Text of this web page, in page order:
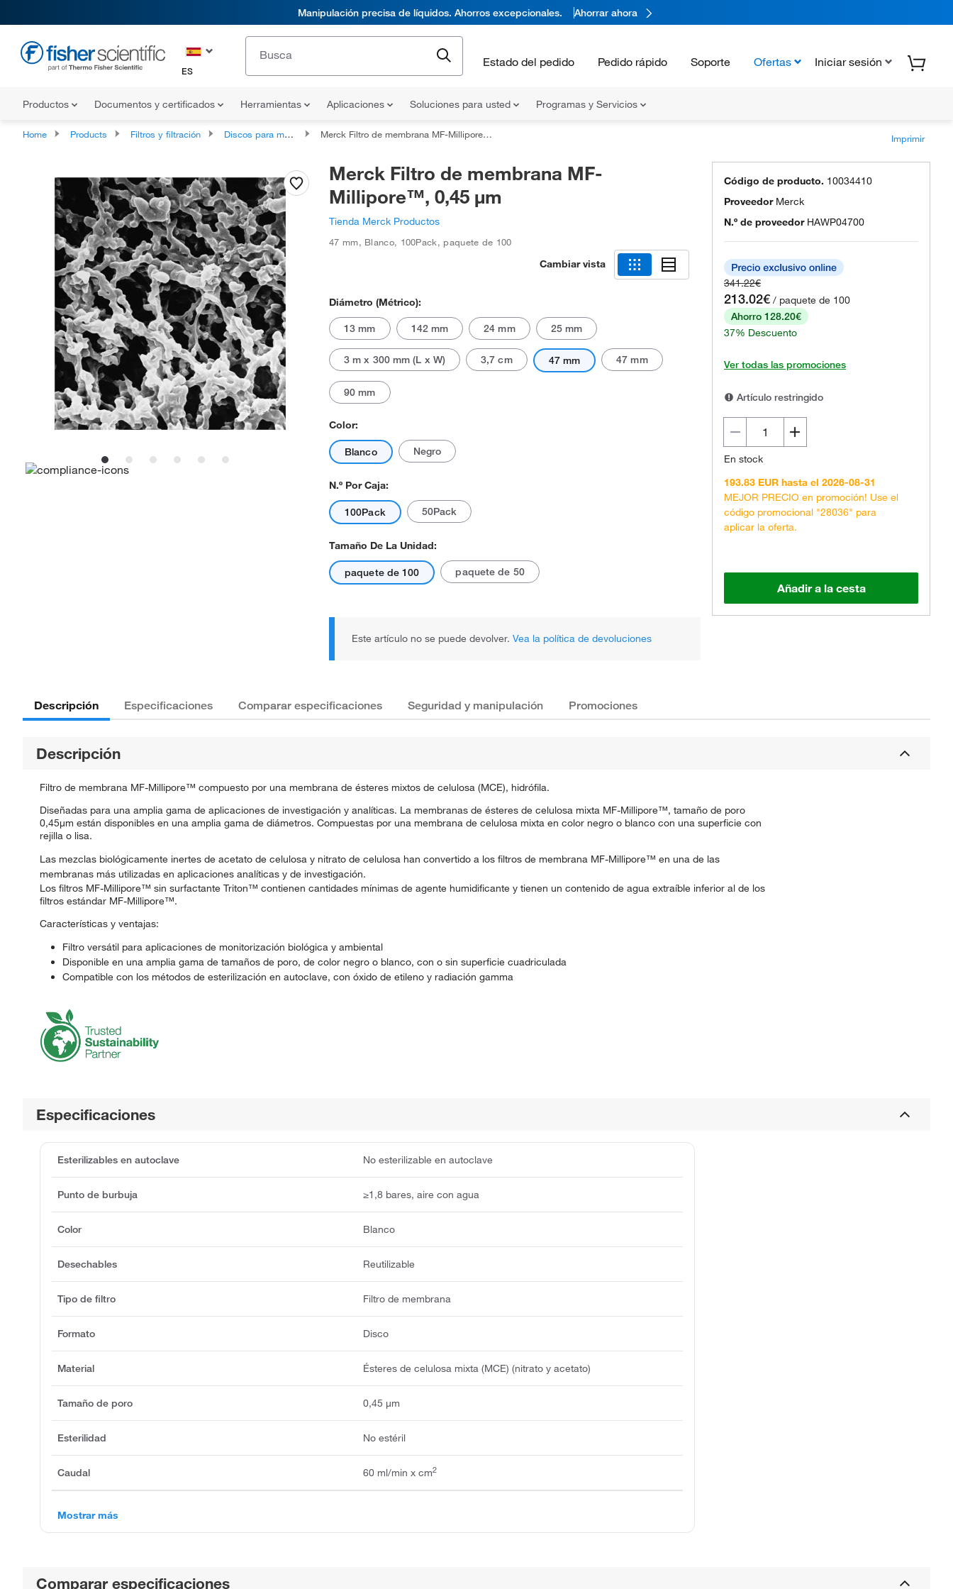
Manipulación precisa de líquidos. Ahorros excepcionales. Ahorrar ahora
ES
Estado del pedido Pedido rápido Soporte Ofertas Iniciar sesión
Productos Documentos y certificados Herramientas Aplicaciones Soluciones para usted Programas y Servicios
Home Products Filtros y filtración Discos para membrana de filtración Merck Filtro de membrana MF-Millipore™, 0,45 μm Imprimir
El producto real puede variar. El producto real puede variar.
Merck Filtro de membrana MF-
Millipore™, 0,45 μm
Tienda Merck Productos
47 mm, Blanco, 100Pack, paquete de 100
Cambiar vista
Diámetro (métrico):
13 mm 142 mm 24 mm 25 mm
3 m x 300 mm (L x W) 3,7 cm 47 mm 47 mm
90 mm
Color:
Blanco Negro
N.º Por Caja:
100Pack 50Pack
Tamaño De La Unidad:
paquete de 100 paquete de 50
Este artículo no se puede devolver. Vea la política de devoluciones
Código de producto. 10034410
Proveedor Merck
N.º de proveedor HAWP04700
341.22€
213.02€ / paquete de 100
Ahorro 128.20€
37% Descuento
Ver todas las promociones
Artículo restringido
En stock
193.83 EUR hasta el 2026-08-31
MEJOR PRECIO en promoción! Use el
código promocional "28036" para
aplicar la oferta.
Añadir a la cesta
Descripción Especificaciones Comparar especificaciones Seguridad y manipulación Promociones
Descripción
Filtro de membrana MF-Millipore™ compuesto por una membrana de ésteres mixtos de celulosa (MCE), hidrófila.
Diseñadas para una amplia gama de aplicaciones de investigación y analíticas. La membranas de ésteres de celulosa mixta MF-Millipore™, tamaño de poro
0,45μm están disponibles en una amplia gama de diámetros. Compuestas por una membrana de celulosa mixta en color negro o blanco con una superficie con
rejilla o lisa.
Las mezclas biológicamente inertes de acetato de celulosa y nitrato de celulosa han convertido a los filtros de membrana MF-Millipore™ en una de las
membranas más utilizadas en aplicaciones analíticas y de investigación.
Los filtros MF-Millipore™ sin surfactante Triton™ contienen cantidades mínimas de agente humidificante y tienen un contenido de agua extraíble inferior al de los
filtros estándar MF-Millipore™.
Características y ventajas:
Filtro versátil para aplicaciones de monitorización biológica y ambiental
Disponible en una amplia gama de tamaños de poro, de color negro o blanco, con o sin superficie cuadriculada
Compatible con los métodos de esterilización en autoclave, con óxido de etileno y radiación gamma
Especificaciones
Esterilizables en autoclave No esterilizable en autoclave
Punto de burbuja ≥1,8 bares, aire con agua
Color Blanco
Desechables Reutilizable
Tipo de filtro Filtro de membrana
Formato Disco
Material Ésteres de celulosa mixta (MCE) (nitrato y acetato)
Tamaño de poro 0,45 μm
Esterilidad No estéril
Caudal 60 ml/min x cm2
Mostrar más
Comparar especificaciones